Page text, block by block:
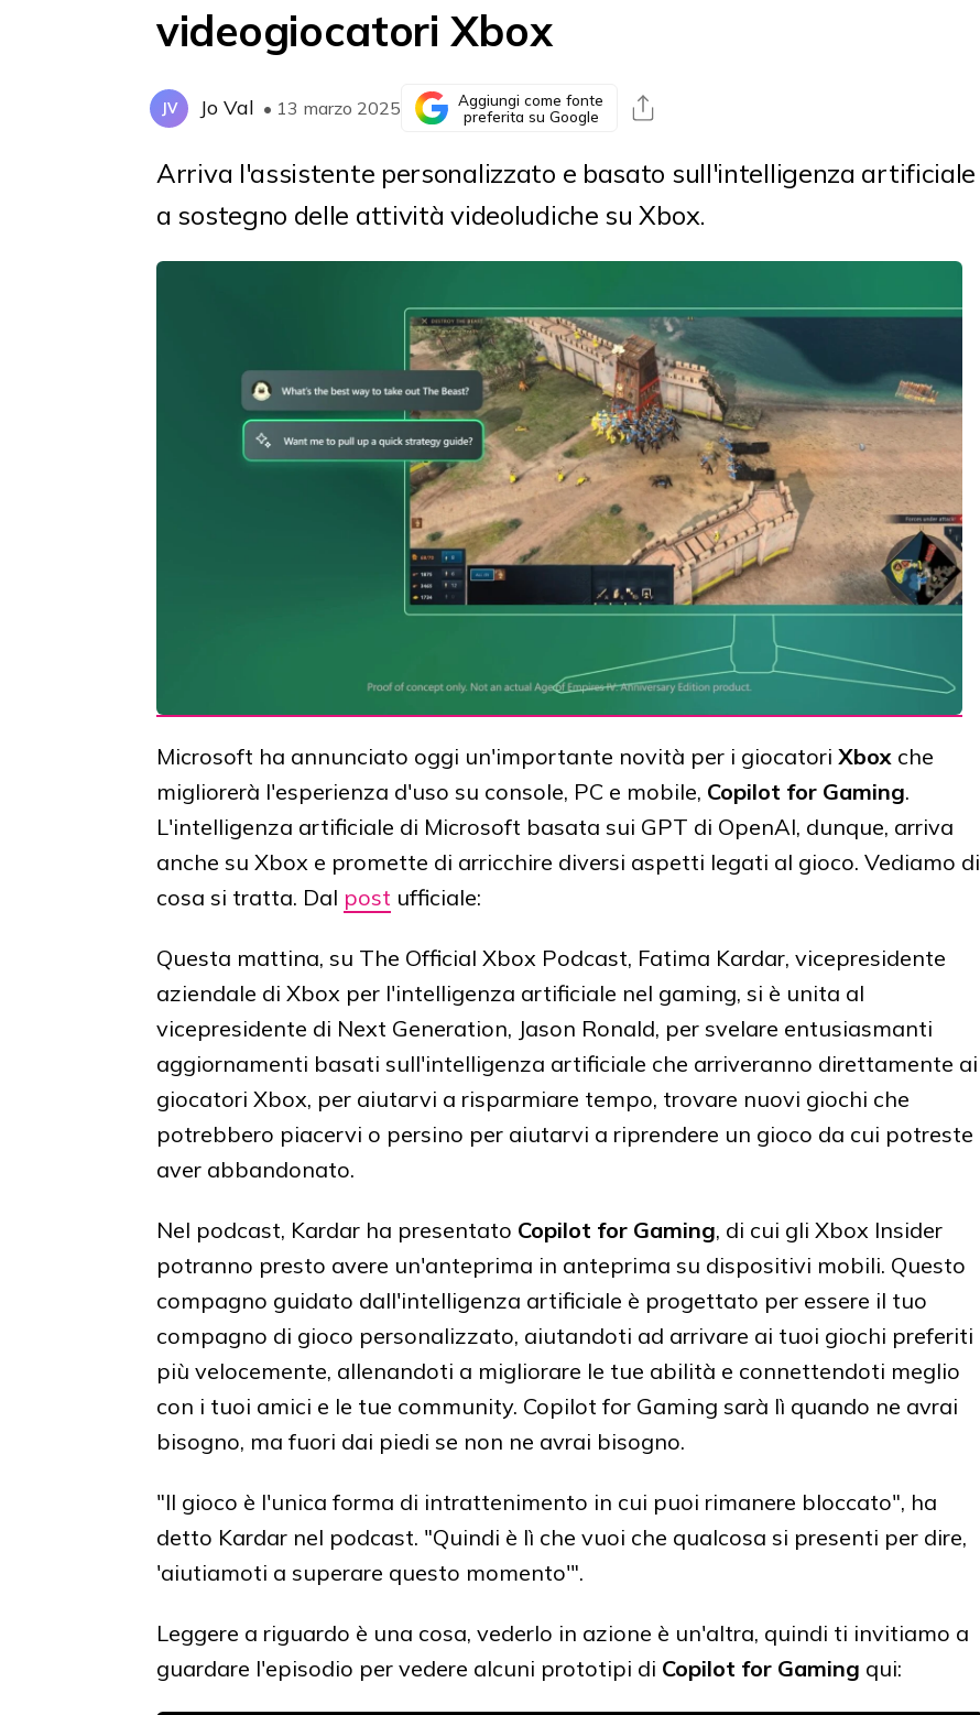
videogiocatori Xbox
JV Jo Val • 13 marzo 2025
Aggiungi come fonte
preferita su Google
Arriva l'assistente personalizzato e basato sull'intelligenza artificiale
a sostegno delle attività videoludiche su Xbox.
Microsoft ha annunciato oggi un'importante novità per i giocatori Xbox che
migliorerà l'esperienza d'uso su console, PC e mobile, Copilot for Gaming.
L'intelligenza artificiale di Microsoft basata sui GPT di OpenAI, dunque, arriva
anche su Xbox e promette di arricchire diversi aspetti legati al gioco. Vediamo di
cosa si tratta. Dal post ufficiale:
Questa mattina, su The Official Xbox Podcast, Fatima Kardar, vicepresidente
aziendale di Xbox per l'intelligenza artificiale nel gaming, si è unita al
vicepresidente di Next Generation, Jason Ronald, per svelare entusiasmanti
aggiornamenti basati sull'intelligenza artificiale che arriveranno direttamente ai
giocatori Xbox, per aiutarvi a risparmiare tempo, trovare nuovi giochi che
potrebbero piacervi o persino per aiutarvi a riprendere un gioco da cui potreste
aver abbandonato.
Nel podcast, Kardar ha presentato Copilot for Gaming, di cui gli Xbox Insider
potranno presto avere un'anteprima in anteprima su dispositivi mobili. Questo
compagno guidato dall'intelligenza artificiale è progettato per essere il tuo
compagno di gioco personalizzato, aiutandoti ad arrivare ai tuoi giochi preferiti
più velocemente, allenandoti a migliorare le tue abilità e connettendoti meglio
con i tuoi amici e le tue community. Copilot for Gaming sarà lì quando ne avrai
bisogno, ma fuori dai piedi se non ne avrai bisogno.
"Il gioco è l'unica forma di intrattenimento in cui puoi rimanere bloccato", ha
detto Kardar nel podcast. "Quindi è lì che vuoi che qualcosa si presenti per dire,
'aiutiamoti a superare questo momento'".
Leggere a riguardo è una cosa, vederlo in azione è un'altra, quindi ti invitiamo a
guardare l'episodio per vedere alcuni prototipi di Copilot for Gaming qui: